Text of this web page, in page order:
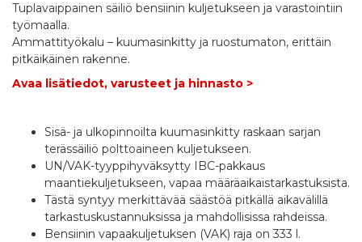
Tuplavaippainen säiliö bensiinin kuljetukseen ja varastointiin
työmaalla.
Ammattityökalu – kuumasinkitty ja ruostumaton, erittäin
pitkäikäinen rakenne.
Avaa lisätiedot, varusteet ja hinnasto >
Sisä- ja ulkopinnoilta kuumasinkitty raskaan sarjan
terässäiliö polttoaineen kuljetukseen.
UN/VAK-tyyppihyväksytty IBC-pakkaus
maantiekuljetukseen, vapaa määräaikaistarkastuksista.
Tästä syntyy merkittävää säästöä pitkällä aikavälillä
tarkastuskustannuksissa ja mahdollisissa rahdeissa.
Bensiinin vapaakuljetuksen (VAK) raja on 333 l.